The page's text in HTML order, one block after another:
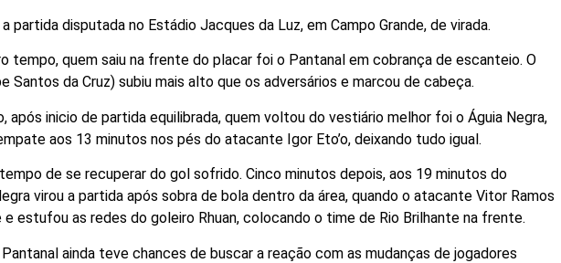
partida disputada no Estádio Jacques da Luz, em Campo Grande, de virada.
tempo, quem saiu na frente do placar foi o Pantanal em cobrança de escanteio. O
Santos da Cruz) subiu mais alto que os adversários e marcou de cabeça.
após inicio de partida equilibrada, quem voltou do vestiário melhor foi o Águia Negra,
aos 13 minutos nos pés do atacante Igor Eto’o, deixando tudo igual.
de se recuperar do gol sofrido. Cinco minutos depois, aos 19 minutos do
virou a partida após sobra de bola dentro da área, quando o atacante Vitor Ramos
e estufou as redes do goleiro Rhuan, colocando o time de Rio Brilhante na frente.
ainda teve chances de buscar a reação com as mudanças de jogadores